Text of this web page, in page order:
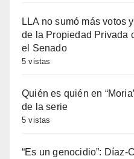
LLA no sumó más votos
de la Propiedad Privada
el Senado
5 vistas
Quién es quién en
de la serie
5 vistas
“Es un genocidio”: